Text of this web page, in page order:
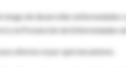
riesgo de desarrollar enfermedades
y la Prevención de Enfermedades
efectos ni por qué mecanismo.